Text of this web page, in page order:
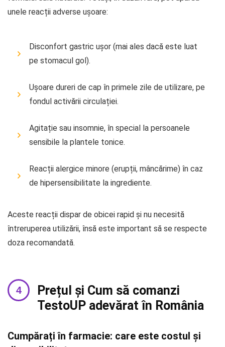
unele reacții adverse ușoare:
Disconfort gastric ușor (mai ales dacă este luat
pe stomacul gol).
Ușoare dureri de cap în primele zile de utilizare, pe
fondul activării circulației.
Agitație sau insomnie, în special la persoanele
sensibile la plantele tonice.
Reacții alergice minore (erupții, mâncărime) în caz
de hipersensibilitate la ingrediente.
Aceste reacții dispar de obicei rapid și nu necesită
întreruperea utilizării, însă este important să se respecte
doza recomandată.
Prețul și Cum să comanzi
TestoUP adevărat în România
Cumpărați în farmacie: care este costul și